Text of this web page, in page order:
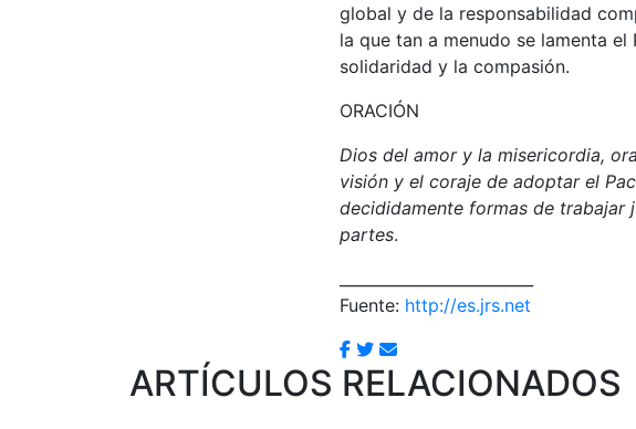
global y de la responsabilidad
la que tan a menudo se lamenta
solidaridad y la compasión.
ORACIÓN
Dios del amor y la misericordia,
visión y el coraje de adoptar el
decididamente formas de trabajar
partes.
Fuente: http://es.jrs.net
ARTÍCULOS RELACIONADOS